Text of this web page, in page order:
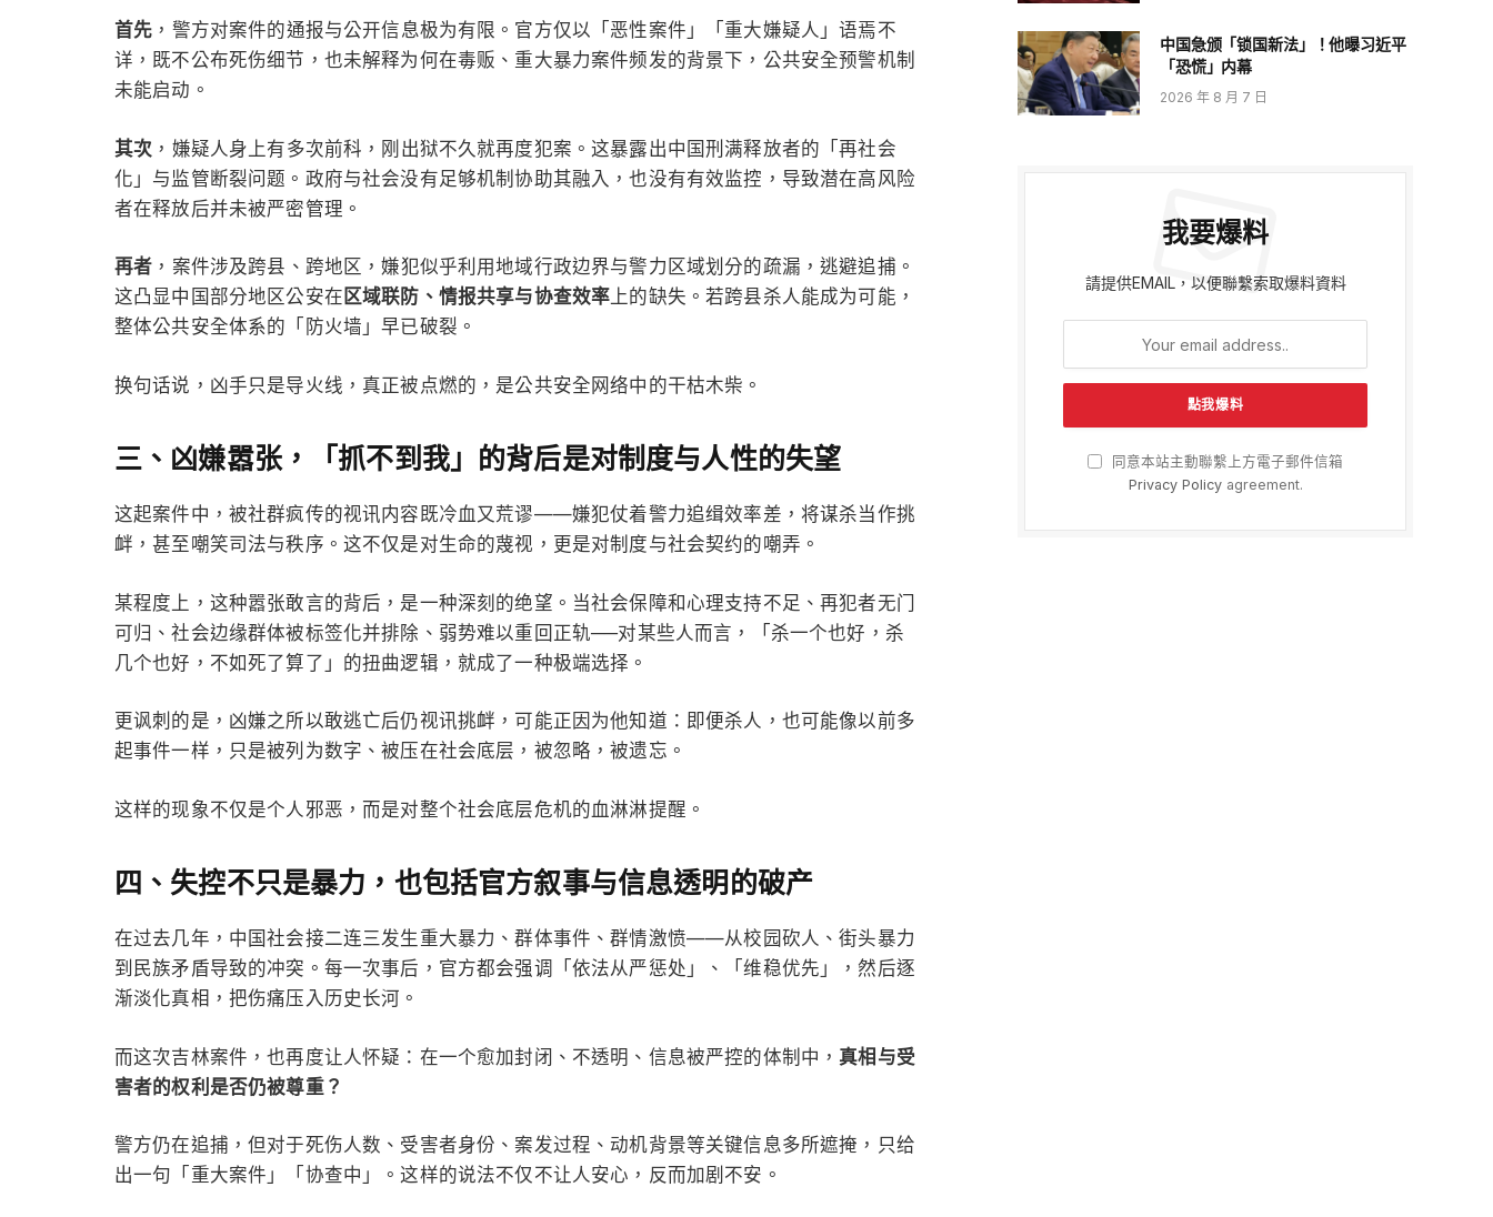
首先 ，警方对案件的通报与公开信息极为有限。官方仅以「恶性案件」「重大嫌疑人」语焉不
详，既不公布死伤细节，也未解释为何在毒贩、重大暴力案件频发的背景下，公共安全预警机制
未能启动。
其次 ，嫌疑人身上有多次前科，刚出狱不久就再度犯案。这暴露出中国刑满释放者的「再社会
化」与监管断裂问题。政府与社会没有足够机制协助其融入，也没有有效监控，导致潜在高风险
者在释放后并未被严密管理。
再者 ，案件涉及跨县、跨地区，嫌犯似乎利用地域行政边界与警力区域划分的疏漏，逃避追捕。
这凸显中国部分地区公安在 区域联防、情报共享与协查效率上的缺失。若跨县杀人能成为可能，
整体公共安全体系的「防火墙」早已破裂。
换句话说，凶手只是导火线，真正被点燃的，是公共安全网络中的干枯木柴。
三、凶嫌嚣张，「抓不到我」的背后是对制度与人性的失望
这起案件中，被社群疯传的视讯内容既冷血又荒谬——嫌犯仗着警力追缉效率差，将谋杀当作挑
衅，甚至嘲笑司法与秩序。这不仅是对生命的蔑视，更是对制度与社会契约的嘲弄。
某程度上，这种嚣张敢言的背后，是一种深刻的绝望。当社会保障和心理支持不足、再犯者无门
可归、社会边缘群体被标签化并排除、弱势难以重回正轨──对某些人而言，「杀一个也好，杀
几个也好，不如死了算了」的扭曲逻辑，就成了一种极端选择。
更讽刺的是，凶嫌之所以敢逃亡后仍视讯挑衅，可能正因为他知道：即便杀人，也可能像以前多
起事件一样，只是被列为数字、被压在社会底层，被忽略，被遗忘。
这样的现象不仅是个人邪恶，而是对整个社会底层危机的血淋淋提醒。
四、失控不只是暴力，也包括官方叙事与信息透明的破产
在过去几年，中国社会接二连三发生重大暴力、群体事件、群情激愤——从校园砍人、街头暴力
到民族矛盾导致的冲突。每一次事后，官方都会强调「依法从严惩处」、「维稳优先」，然后逐
渐淡化真相，把伤痛压入历史长河。
而这次吉林案件，也再度让人怀疑：在一个愈加封闭、不透明、信息被严控的体制中， 真相与受
害者的权利是否仍被尊重？
警方仍在追捕，但对于死伤人数、受害者身份、案发过程、动机背景等关键信息多所遮掩，只给
出一句「重大案件」「协查中」。这样的说法不仅不让人安心，反而加剧不安。
中国急颁「锁国新法」！他曝习近平
「恐慌」内幕
2026 年 8 月 7 日
我要爆料
請提供EMAIL，以便聯繫索取爆料資料
同意本站主動聯繫上方電子郵件信箱
Privacy Policyagreement.